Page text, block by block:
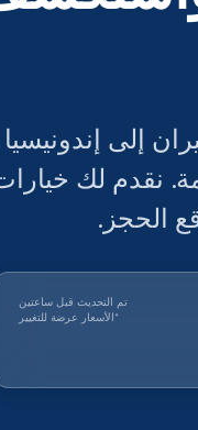
إلى
نقدم لك
الحجز.
تم التحديث قبل ساعتين
*الأسعار عرضة للتغيير